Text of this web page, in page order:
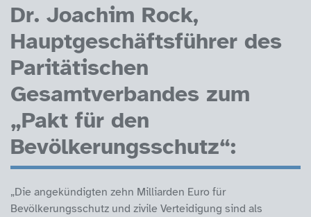
Dr. Joachim Rock,
Hauptgeschäftsführer des
Paritätischen
Gesamtverbandes zum
„Pakt für den
Bevölkerungsschutz“:
„Die angekündigten zehn Milliarden Euro für
Bevölkerungsschutz und zivile Verteidigung sind als